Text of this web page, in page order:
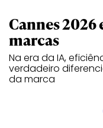
Cannes 2026
marcas
Na era da IA,
verdadeiro
da marca